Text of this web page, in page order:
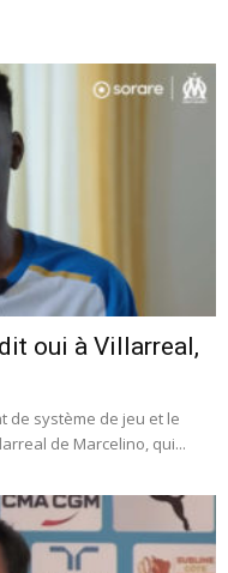
oui à Villarreal,
de système de jeu et le
de Marcelino, qui...